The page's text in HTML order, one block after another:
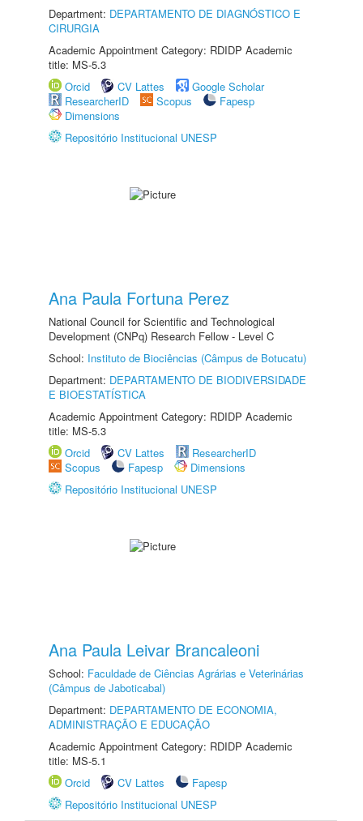
Department: DEPARTAMENTO DE DIAGNÓSTICO E
CIRURGIA
Academic Appointment Category: RDIDP Academic
title: MS-5.3
Orcid
CV Lattes
Google Scholar
ResearcherID
Scopus
Fapesp
Dimensions
Repositório Institucional UNESP
Ana Paula Fortuna Perez
National Council for Scientific and Technological
Development (CNPq) Research Fellow - Level C
School: Instituto de Biociências (Câmpus de Botucatu)
Department: DEPARTAMENTO DE BIODIVERSIDADE
E BIOESTATÍSTICA
Academic Appointment Category: RDIDP Academic
title: MS-5.3
Orcid
CV Lattes
ResearcherID
Scopus
Fapesp
Dimensions
Repositório Institucional UNESP
Ana Paula Leivar Brancaleoni
School: Faculdade de Ciências Agrárias e Veterinárias
(Câmpus de Jaboticabal)
Department: DEPARTAMENTO DE ECONOMIA,
ADMINISTRAÇÃO E EDUCAÇÃO
Academic Appointment Category: RDIDP Academic
title: MS-5.1
Orcid
CV Lattes
Fapesp
Repositório Institucional UNESP